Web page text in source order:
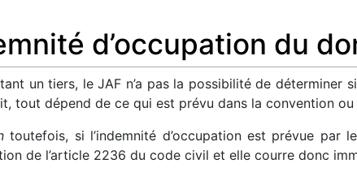
d’occupation du
un tiers, le JAF n’a pas la possibilité de
tout dépend de ce qui est prévu dans la convention ou
toutefois, si l’indemnité d’occupation est prévue par
de l’article 2236 du code civil et elle courre donc